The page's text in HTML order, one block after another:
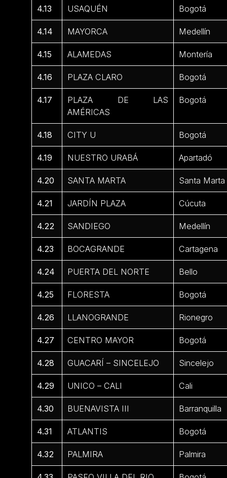
4.13 USAQUÉN Bogotá
4.14 MAYORCA Medellín
4.15 ALAMEDAS Montería
4.16 PLAZA CLARO Bogotá
4.17
PLAZA DE LAS
AMÉRICAS
Bogotá
4.18 CITY U Bogotá
4.19 NUESTRO URABÁ Apartadó
4.20 SANTA MARTA Santa Marta
4.21 JARDÍN PLAZA Cúcuta
4.22 SANDIEGO Medellín
4.23 BOCAGRANDE Cartagena
4.24 PUERTA DEL NORTE Bello
4.25 FLORESTA Bogotá
4.26 LLANOGRANDE Rionegro
4.27 CENTRO MAYOR Bogotá
4.28 GUACARÍ – SINCELEJO Sincelejo
4.29 UNICO – CALI Cali
4.30 BUENAVISTA III Barranquilla
4.31 ATLANTIS Bogotá
4.32 PALMIRA Palmira